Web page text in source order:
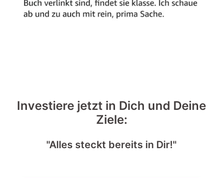
Investiere jetzt in Dich und Deine
Ziele:
"Alles steckt bereits in Dir!"